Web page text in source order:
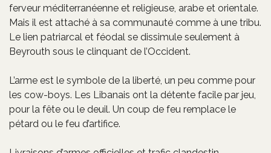
ferveur méditerranéenne et religieuse, arabe et orientale.
Mais il est attaché à sa communauté comme à une tribu.
Le lien patriarcal et féodal se dissimule seulement à
Beyrouth sous le clinquant de l’Occident.
L’arme est le symbole de la liberté, un peu comme pour
les cow-boys. Les Libanais ont la détente facile par jeu,
pour la fête ou le deuil. Un coup de feu remplace le
pétard ou le feu d’artifice.